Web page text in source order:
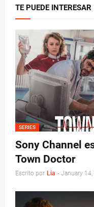
TE PUEDE INTERESAR
SERIES
Sony Channel
Town Doctor
Escrito por Lia - January